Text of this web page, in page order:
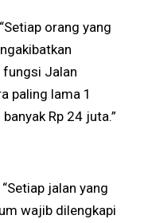
orang yang
fungsi Jalan
paling lama 1
Rp 24 juta.”
jalan yang
wajib dilengkapi